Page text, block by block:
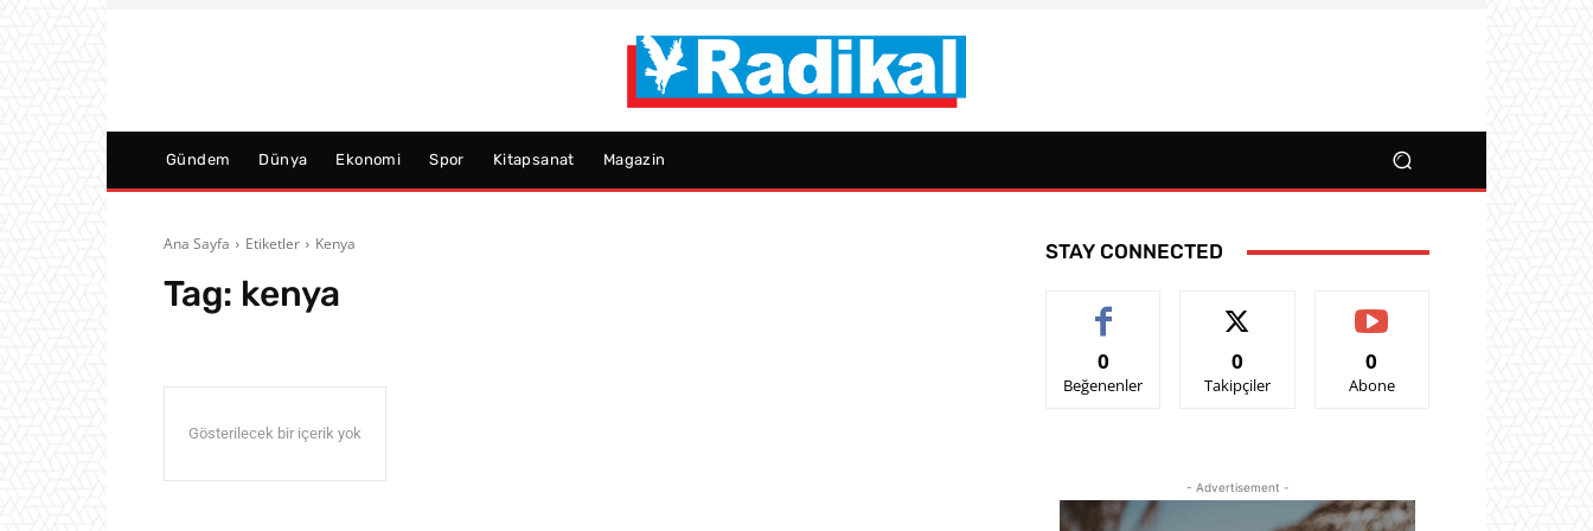
Gündem Dünya Ekonomi Spor Kitapsanat Magazin
Ana Sayfa Etiketler Kenya
Tag: kenya
Gösterilecek bir içerik yok
STAY CONNECTED
0
Beğenenler
0
Takipçiler
0
Abone
- Advertisement -